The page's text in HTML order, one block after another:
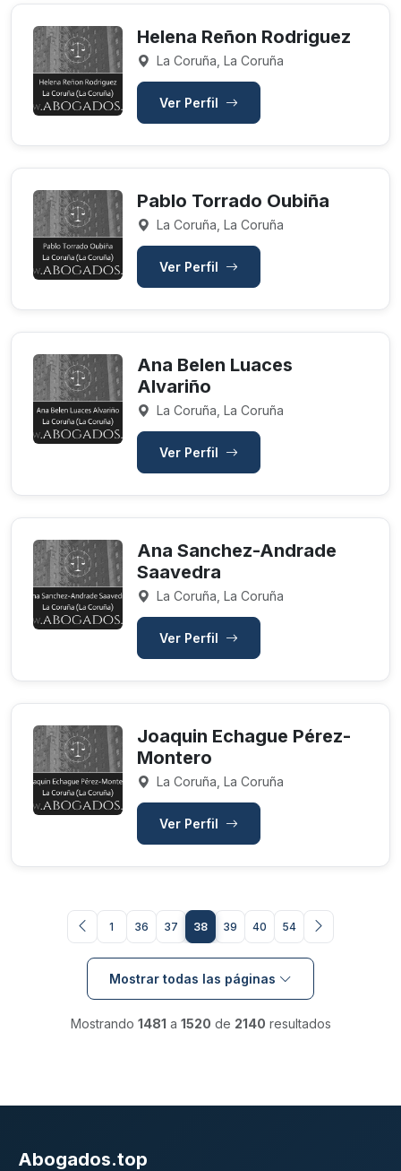
Helena Reñon Rodriguez
La Coruña, La Coruña
Ver Perfil
Pablo Torrado Oubiña
La Coruña, La Coruña
Ver Perfil
Ana Belen Luaces
Alvariño
La Coruña, La Coruña
Ver Perfil
Ana Sanchez-Andrade
Saavedra
La Coruña, La Coruña
Ver Perfil
Joaquin Echague Pérez-
Montero
La Coruña, La Coruña
Ver Perfil
1 36 37 38 39 40 54
Mostrar todas las páginas
Mostrando 1481 a 1520 de 2140 resultados
Abogados.top